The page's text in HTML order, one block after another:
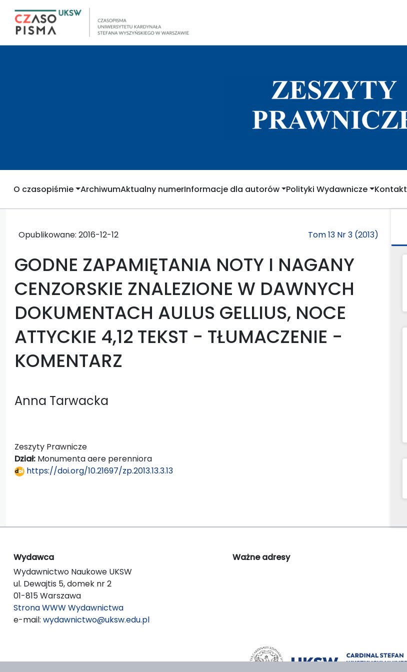
O czasopiśmie ArchiwumAktualny numerInformacje dla autorów Polityki Wydawnicze Kontakt
Opublikowane: 2016-12-12 Tom 13 Nr 3 (2013)
GODNE ZAPAMIĘTANIA NOTY I NAGANY
CENZORSKIE ZNALEZIONE W DAWNYCH
DOKUMENTACH AULUS GELLIUS, NOCE
ATTYCKIE 4,12 TEKST − TŁUMACZENIE −
KOMENTARZ
Anna Tarwacka
Zeszyty Prawnicze
Dział: Monumenta aere perenniora
https://doi.org/10.21697/zp.2013.13.3.13
Wydawca
Wydawnictwo Naukowe UKSW
ul. Dewajtis 5, domek nr 2
01-815 Warszawa
Strona WWW Wydawnictwa
e-mail: wydawnictwo@uksw.edu.pl
Ważne adresy